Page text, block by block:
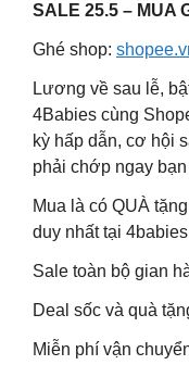
SALE 25.5 – MUA
Ghé shop:
Lương về sau lễ,
4Babies cùng
kỳ hấp dẫn, cơ hội
phải chớp ngay
Mua là có QUÀ
duy nhất tại 4babies
Sale toàn bộ gian
Deal sốc và quà
Miễn phí vận